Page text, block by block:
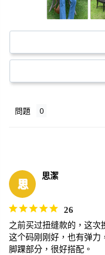
問題
思
思潔
26
之前买过扭缝款的，这
这个码刚刚好，也有弹力
脚踝部分，很好搭配。